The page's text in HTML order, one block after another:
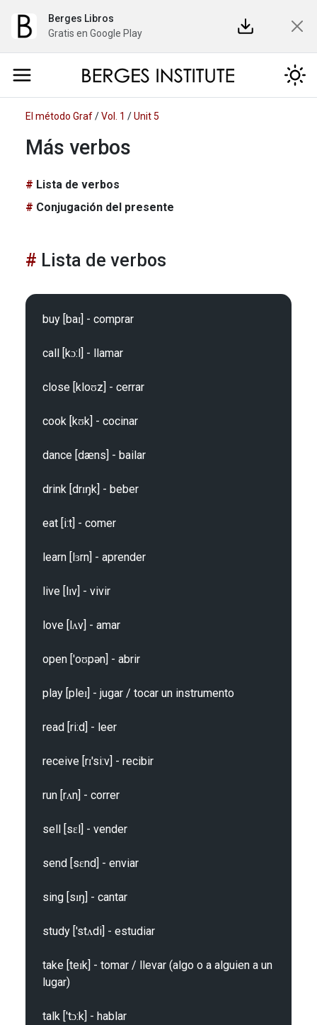
Berges Libros
Gratis en Google Play
El método Graf/Vol. 1 /Unit 5
Más verbos
Lista de verbos
Conjugación del presente
Lista de verbos
buy [baɪ] - comprar
call [kɔ:l] - llamar
close [kloʊz] - cerrar
cook [kʊk] - cocinar
dance [dæns] - bailar
drink [drɪŋk] - beber
eat [i:t] - comer
learn [lɜrn] - aprender
live [lɪv] - vivir
love [lʌv] - amar
open ['oʊpən] - abrir
play [pleɪ] - jugar / tocar un instrumento
read [ri:d] - leer
receive [rɪ'si:v] - recibir
run [rʌn] - correr
sell [sɛl] - vender
send [sɛnd] - enviar
sing [sɪŋ] - cantar
study ['stʌdi] - estudiar
take [teɪk] - tomar / llevar (algo o a alguien a un
lugar)
talk ['tɔ:k] - hablar